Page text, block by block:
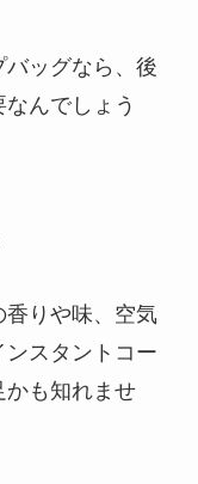
ッグなら、後
んでしょう
香りや味、空気
スタントコー
かも知れませ